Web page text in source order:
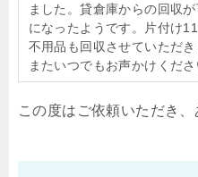
ました。貸倉庫からの回収
になったようです。片付け
不用品も回収させていただ
またいつでもお声かけくださ
この度はご依頼いただき、